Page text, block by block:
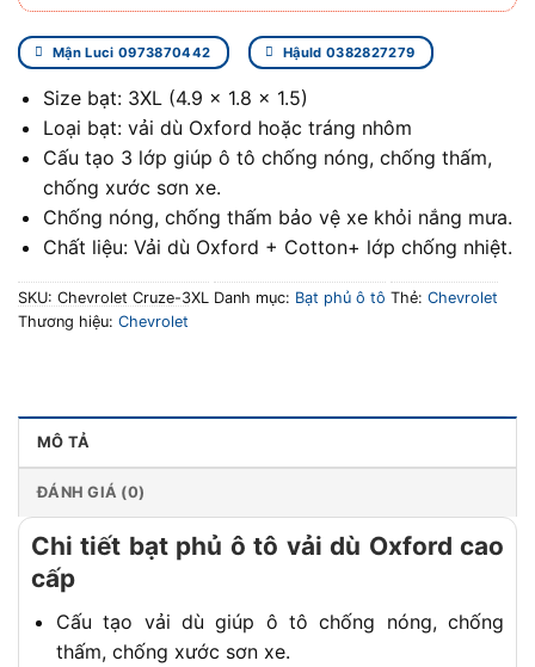
Mận Luci 0973870442 Hậuld 0382827279
Size bạt: 3XL (4.9 x 1.8 x 1.5)
Loại bạt: vải dù Oxford hoặc tráng nhôm
Cấu tạo 3 lớp giúp ô tô chống nóng, chống thấm,
chống xước sơn xe.
Chống nóng, chống thấm bảo vệ xe khỏi nắng mưa.
Chất liệu: Vải dù Oxford + Cotton+ lớp chống nhiệt.
SKU: Chevrolet Cruze-3XL Danh mục: Bạt phủ ô tô Thẻ: Chevrolet
Thương hiệu: Chevrolet
MÔ TẢ
ĐÁNH GIÁ (0)
Chi tiết bạt phủ ô tô vải dù Oxford cao
cấp
Cấu tạo vải dù giúp ô tô chống nóng, chống
thấm, chống xước sơn xe.